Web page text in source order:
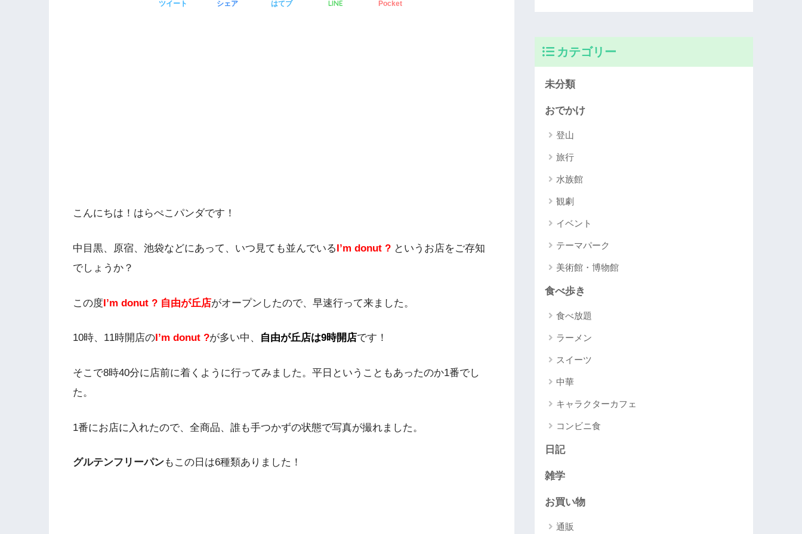
ツイート シェア はてブ LINE Pocket
こんにちは！はらぺこパンダです！
中目黒、原宿、池袋などにあって、いつ見ても並んでいるI’m donut ? というお店をご存知
でしょうか？
この度I’m donut ? 自由が丘店がオープンしたので、早速行って来ました。
10時、11時開店の I’m donut ?が多い中、 自由が丘店は9時開店です！
そこで8時40分に店前に着くように行ってみました。平日ということもあったのか1番でし
た。
1番にお店に入れたので、全商品、誰も手つかずの状態で写真が撮れました。
グルテンフリーパンもこの日は6種類ありました！
カテゴリー
未分類
おでかけ
登山
旅行
水族館
観劇
イベント
テーマパーク
美術館・博物館
食べ歩き
食べ放題
ラーメン
スイーツ
中華
キャラクターカフェ
コンビニ食
日記
雑学
お買い物
通販